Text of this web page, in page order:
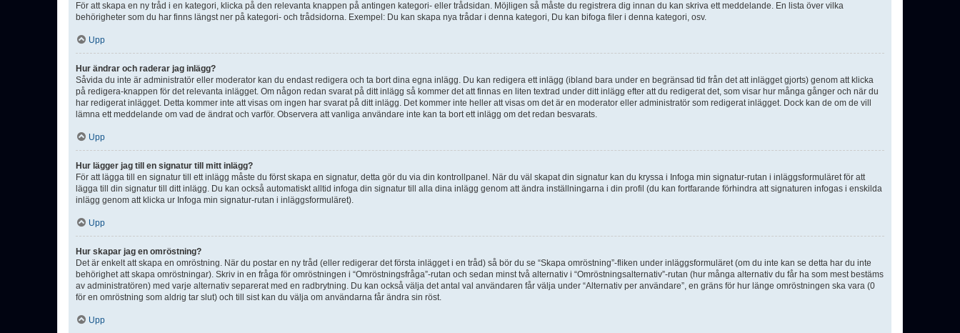
För att skapa en ny tråd i en kategori, klicka på den relevanta knappen på antingen kategori- eller trådsidan. Möjligen så måste du registrera dig innan du kan skriva ett meddelande. En lista över vilka
behörigheter som du har finns längst ner på kategori- och trådsidorna. Exempel: Du kan skapa nya trådar i denna kategori, Du kan bifoga filer i denna kategori, osv.
Upp
Hur ändrar och raderar jag inlägg?
Såvida du inte är administratör eller moderator kan du endast redigera och ta bort dina egna inlägg. Du kan redigera ett inlägg (ibland bara under en begränsad tid från det att inlägget gjorts) genom att klicka
på redigera-knappen för det relevanta inlägget. Om någon redan svarat på ditt inlägg så kommer det att finnas en liten textrad under ditt inlägg efter att du redigerat det, som visar hur många gånger och när du
har redigerat inlägget. Detta kommer inte att visas om ingen har svarat på ditt inlägg. Det kommer inte heller att visas om det är en moderator eller administratör som redigerat inlägget. Dock kan de om de vill
lämna ett meddelande om vad de ändrat och varför. Observera att vanliga användare inte kan ta bort ett inlägg om det redan besvarats.
Upp
Hur lägger jag till en signatur till mitt inlägg?
För att lägga till en signatur till ett inlägg måste du först skapa en signatur, detta gör du via din kontrollpanel. När du väl skapat din signatur kan du kryssa i Infoga min signatur-rutan i inläggsformuläret för att
lägga till din signatur till ditt inlägg. Du kan också automatiskt alltid infoga din signatur till alla dina inlägg genom att ändra inställningarna i din profil (du kan fortfarande förhindra att signaturen infogas i enskilda
inlägg genom att klicka ur Infoga min signatur-rutan i inläggsformuläret).
Upp
Hur skapar jag en omröstning?
Det är enkelt att skapa en omröstning. När du postar en ny tråd (eller redigerar det första inlägget i en tråd) så bör du se “Skapa omröstning”-fliken under inläggsformuläret (om du inte kan se detta har du inte
behörighet att skapa omröstningar). Skriv in en fråga för omröstningen i “Omröstningsfråga”-rutan och sedan minst två alternativ i “Omröstningsalternativ”-rutan (hur många alternativ du får ha som mest bestäms
av administratören) med varje alternativ separerat med en radbrytning. Du kan också välja det antal val användaren får välja under “Alternativ per användare”, en gräns för hur länge omröstningen ska vara (0
för en omröstning som aldrig tar slut) och till sist kan du välja om användarna får ändra sin röst.
Upp